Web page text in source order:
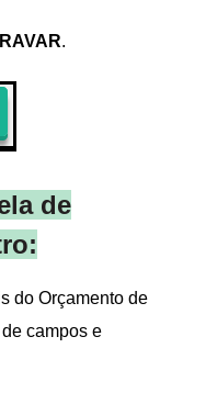
.
de
do Orçamento de
campos e